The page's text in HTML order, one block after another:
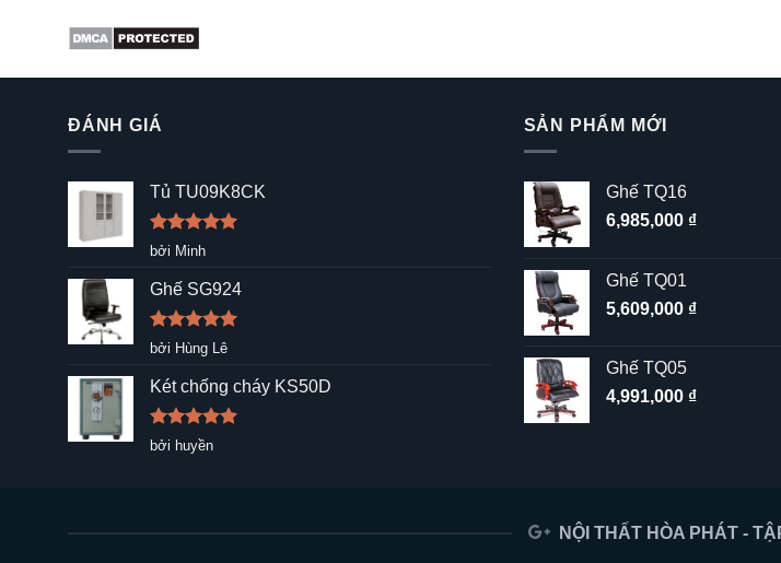
ĐÁNH GIÁ
Tủ TU09K8CK
Được xếp
sao
bởi Minh
Ghế SG924
Được xếp
5
sao
bởi Hùng Lê
Két chống cháy KS50D
Được xếp
hạng5
bởi huyền
SẢN PHẨM MỚI
Ghế TQ16
6,985,000 ₫
Ghế TQ01
5,609,000 ₫
Ghế TQ05
4,991,000 ₫
NỘI THẤT HÒA PHÁT -